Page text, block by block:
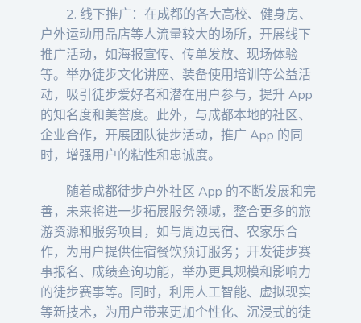
2. 线下推广：在成都的各大高校、健身房、
户外运动用品店等人流量较大的场所，开展线下
推广活动，如海报宣传、传单发放、现场体验
等。举办徒步文化讲座、装备使用培训等公益活
动，吸引徒步爱好者和潜在用户参与，提升 App
的知名度和美誉度。此外，与成都本地的社区、
企业合作，开展团队徒步活动，推广 App 的同
时，增强用户的粘性和忠诚度。
随着成都徒步户外社区 App 的不断发展和完
善，未来将进一步拓展服务领域，整合更多的旅
游资源和服务项目，如与周边民宿、农家乐合
作，为用户提供住宿餐饮预订服务；开发徒步赛
事报名、成绩查询功能，举办更具规模和影响力
的徒步赛事等。同时，利用人工智能、虚拟现实
等新技术，为用户带来更加个性化、沉浸式的徒